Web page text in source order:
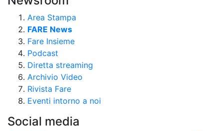
Area Stampa
FARE News
Fare Insieme
Podcast
Diretta streaming
Archivio Video
Rivista Fare
Eventi intorno a noi
Social media